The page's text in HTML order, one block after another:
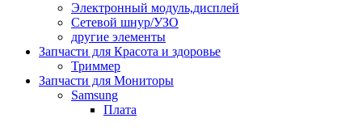
Электронный модуль,дисплей
Сетевой шнур/УЗО
другие элементы
Запчасти для Красота и здоровье
Триммер
Запчасти для Мониторы
Samsung
Плата